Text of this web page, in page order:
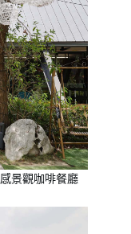
景觀咖啡餐廳